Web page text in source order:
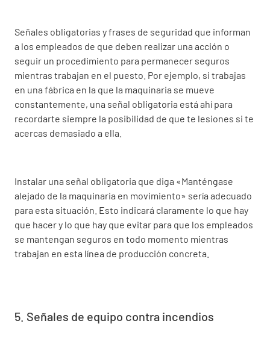
Señales obligatorias y frases de seguridad que informan
a los empleados de que deben realizar una acción o
seguir un procedimiento para permanecer seguros
mientras trabajan en el puesto. Por ejemplo, si trabajas
en una fábrica en la que la maquinaria se mueve
constantemente, una señal obligatoria está ahí para
recordarte siempre la posibilidad de que te lesiones si te
acercas demasiado a ella.
Instalar una señal obligatoria que diga «Manténgase
alejado de la maquinaria en movimiento» sería adecuado
para esta situación. Esto indicará claramente lo que hay
que hacer y lo que hay que evitar para que los empleados
se mantengan seguros en todo momento mientras
trabajan en esta línea de producción concreta.
5. Señales de equipo contra incendios